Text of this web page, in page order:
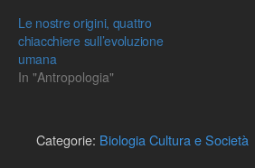
Le nostre origini, quattro
chiacchiere sull’evoluzione
umana
In "Antropologia"
Categorie: Biologia Cultura e Società